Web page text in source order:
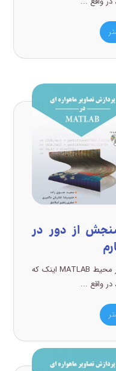
از دور در
کتاب پردازش تصاویر سنجش از دور در محیط MATLAB اینک که
واقع ...